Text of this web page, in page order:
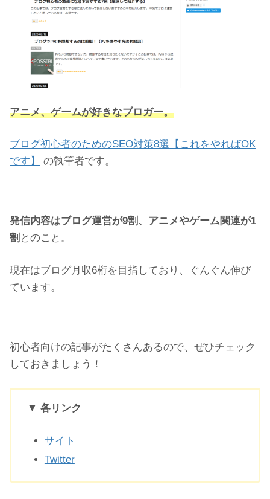
アニメ、ゲームが好きなブロガー。
ブログ初心者のためのSEO対策8選【これをやればOK
です】
の執筆者です。
発信内容はブログ運営が9割、アニメやゲーム関連が1
割 とのこと。
現在はブログ月収6桁を目指しており、ぐんぐん伸び
ています。
初心者向けの記事がたくさんあるので、ぜひチェック
しておきましょう！
▼ 各リンク
サイト
Twitter